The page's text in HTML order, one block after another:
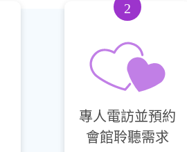
專人電訪並預約
會館聆聽需求